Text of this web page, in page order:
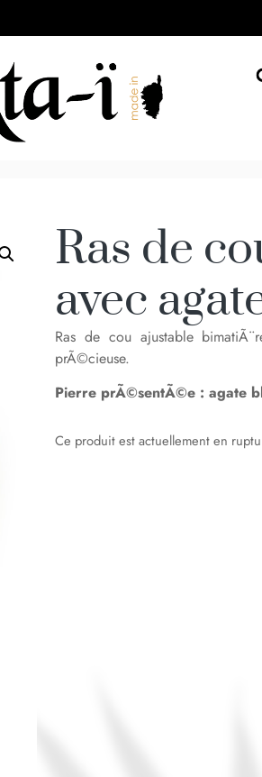
Ras de
avec
Ras de cou ajustable
prÃ©cieuse.
Pierre prÃ©sentÃ©e : agate
Ce produit est actuellement en